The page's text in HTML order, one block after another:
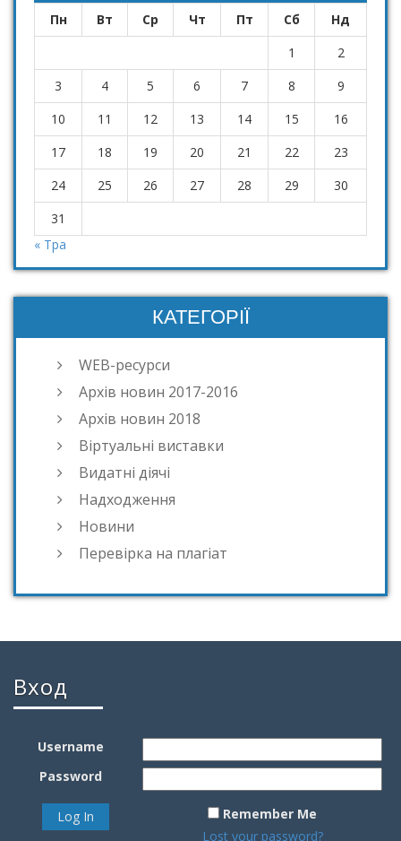
Пн Вт Ср Чт Пт Сб
Нд
1
2
3
4 5 6 7 8
9
10
11 12 13 14 15
16
17
18 19 20 21 22
23
24
25 26 27 28 29
30
31
« Тра
КАТЕГОРІЇ
WEB-ресурси
Архів новин 2017-2016
Архів новин 2018
Віртуальні виставки
Видатні діячі
Надходження
Новини
Перевірка на плагіат
Вход
Username
Password
Remember Me
Lost your password?